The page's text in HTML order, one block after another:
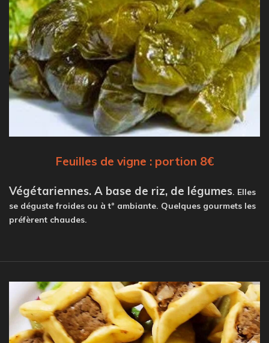
Feuilles de vigne : portion 8€
Végétariennes. A base de riz, de légumes. Elles
se déguste froides ou à t° ambiante. Quelques gourmets les
préfèrent chaudes.